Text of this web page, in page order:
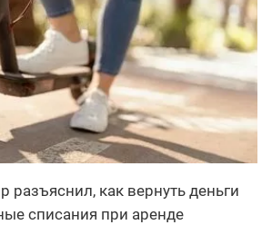
разъяснил, как вернуть деньги
списания при аренде